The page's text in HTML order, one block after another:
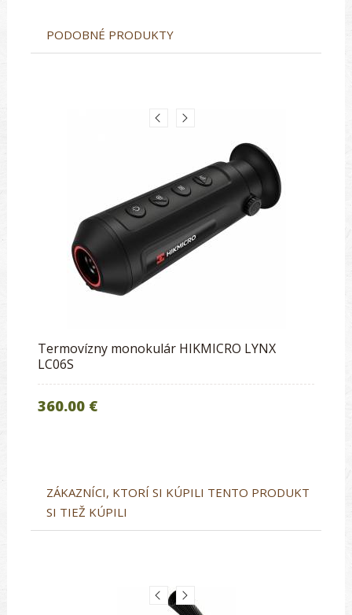
PODOBNÉ PRODUKTY
Termovízny monokulár HIKMICRO LYNX
LC06S
360.00 €
ZÁKAZNÍCI, KTORÍ SI KÚPILI TENTO PRODUKT
SI TIEŽ KÚPILI